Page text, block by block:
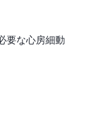
要な心房細動